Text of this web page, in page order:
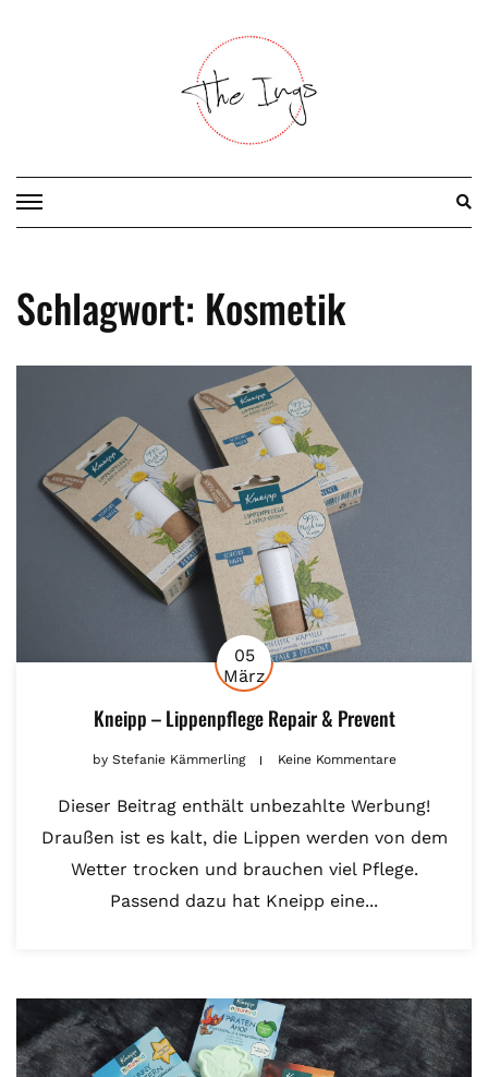
Schlagwort: Kosmetik
05
März
Kneipp – Lippenpflege Repair & Prevent
byStefanie Kämmerling Keine Kommentare
Dieser Beitrag enthält unbezahlte Werbung!
Draußen ist es kalt, die Lippen werden von dem
Wetter trocken und brauchen viel Pflege.
Passend dazu hat Kneipp eine...